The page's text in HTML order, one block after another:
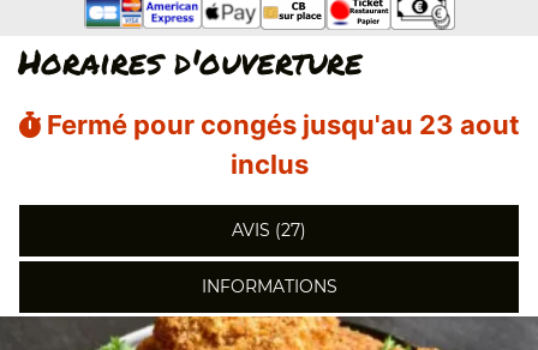
Horaires d'ouverture
Fermé pour congés jusqu'au 23 aout
inclus
AVIS (27)
INFORMATIONS